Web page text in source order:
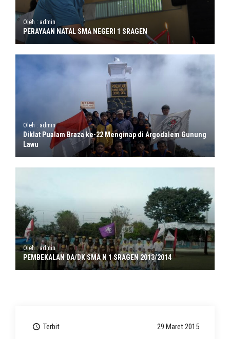
Oleh : admin
PERAYAAN NATAL SMA NEGERI 1 SRAGEN
Oleh : admin
Diklat Pualam Braza ke-22 Menginap di Argodalem Gunung
Lawu
Oleh : admin
PEMBEKALAN DA/DK SMA N 1 SRAGEN 2013/2014
Terbit 29 Maret 2015